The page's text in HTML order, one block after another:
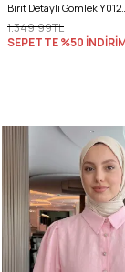
Birit Detaylı
1.349,99TL
SEPETTE %50